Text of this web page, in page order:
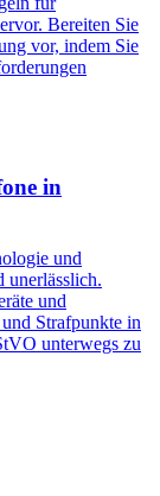
Bereiten Sie
vor, indem Sie
in
und
unerlässlich.
und
Strafpunkte in
unterwegs zu